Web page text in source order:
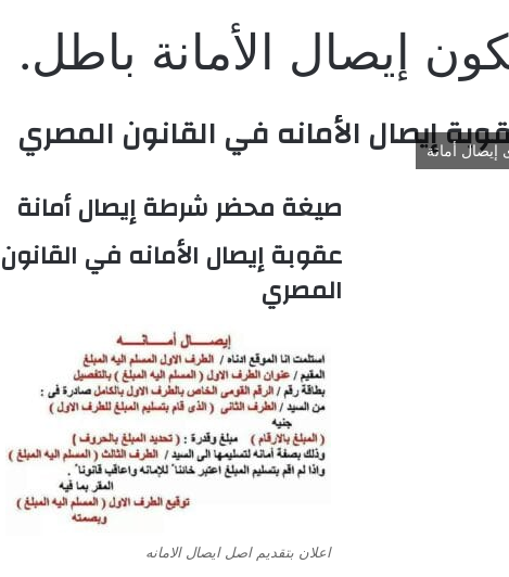
إيصال الأمانة باطل.
إيصال الأمانه في القانون المصريأمانة
صيغة محضر شرطة إيصال أمانة
عقوبة إيصال الأمانه في القانون
المصري
اعلان بتقديم اصل ايصال الامانه